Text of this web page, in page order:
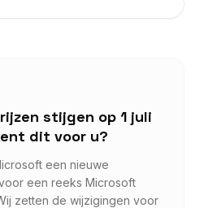
stijgen op 1 juli
dit voor u?
een nieuwe
een reeks Microsoft
zetten de wijzigingen voor